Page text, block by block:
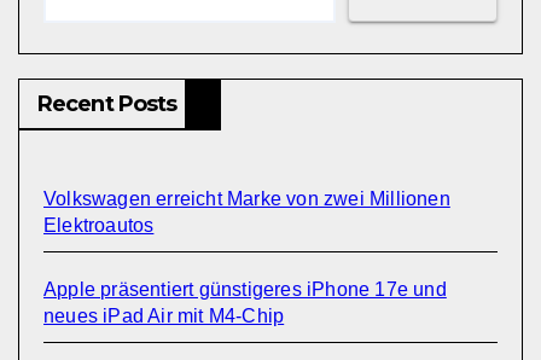
Recent Posts
Volkswagen erreicht Marke von zwei Millionen
Elektroautos
Apple präsentiert günstigeres iPhone 17e und
neues iPad Air mit M4-Chip